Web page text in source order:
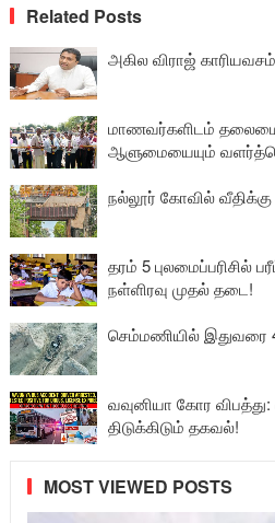
Related Posts
அகில விராஜ்
மாணவர்களிடம்
ஆளுமையையும்
நல்லூர் கோவில் வீதிக்கு
தரம் 5 புலமைப்பரிசில்
நள்ளிரவு முதல் தடை!
செம்மணியில் இதுவரை
வவுனியா கோர
திடுக்கிடும் தகவல்!
MOST VIEWED POSTS